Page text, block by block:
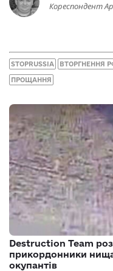
Кореспондент
STOPRUSSIA ВТОРГНЕННЯ
ПРОЩАННЯ
Destruction Team
прикордонники
окупантів